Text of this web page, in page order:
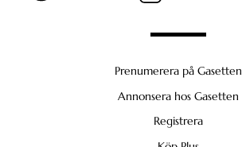
Prenumerera på Gasetten
Annonsera hos Gasetten
Registrera